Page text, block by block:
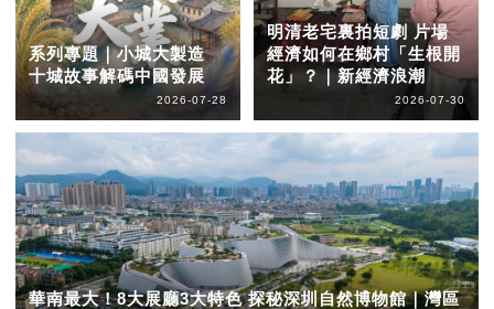
系列專題｜小城大製造
十城故事解碼中國發展
2026-07-28
明清老宅裏拍短劇 片場
經濟如何在鄉村「生根開
花」？｜新經濟浪潮
2026-07-30
華南最大！8大展廳3大特色 探秘深圳自然博物館｜灣區